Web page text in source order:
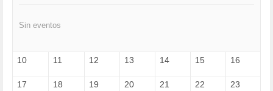
FRANCISCO (5)
GUERRA (133)
HUMOR (1)
Sin eventos
10 11 12 13 14 15 16
17 18 19 20 21 22 23